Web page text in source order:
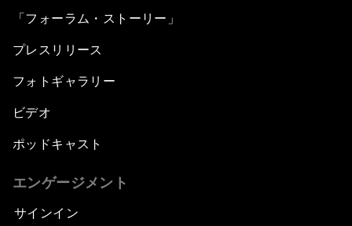
「フォーラム・ストーリー」
プレスリリース
フォトギャラリー
ビデオ
ポッドキャスト
エンゲージメント
サインイン